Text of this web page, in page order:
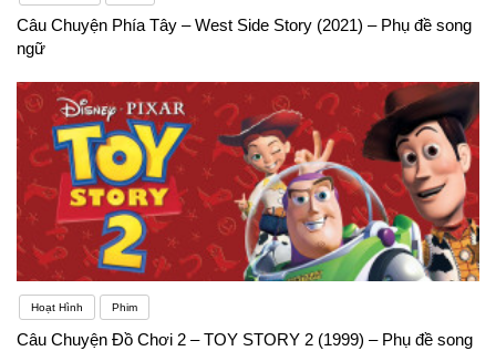
Câu Chuyện Phía Tây – West Side Story (2021) – Phụ đề song
ngữ
Hoạt Hình Phim
Câu Chuyện Đồ Chơi 2 – TOY STORY 2 (1999) – Phụ đề song